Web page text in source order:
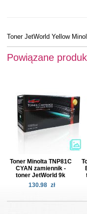
Toner JetWorld Yellow
Powiązane
Toner Minolta TNP81C
CYAN zamiennik -
toner JetWorld 9k
130.98 zł